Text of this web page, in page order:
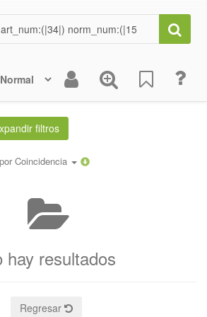
Coincidencia
hay resultados
Regresar